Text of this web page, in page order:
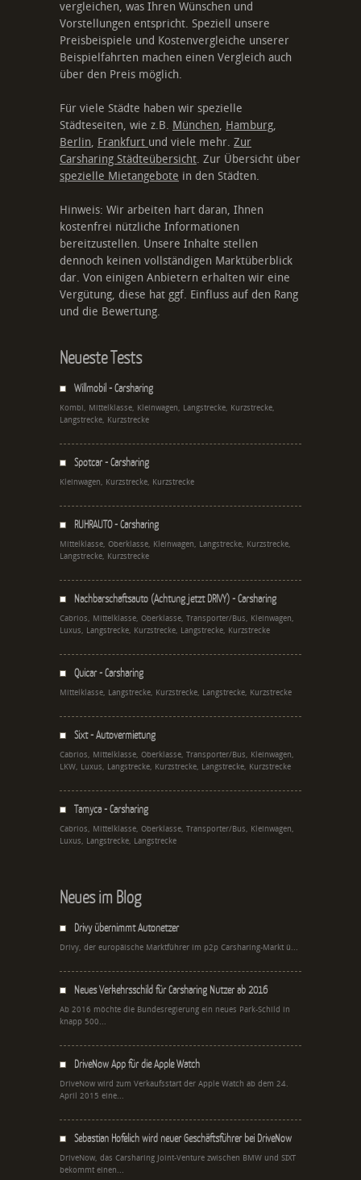
vergleichen, was Ihren Wünschen und
Vorstellungen entspricht. Speziell unsere
Preisbeispiele und Kostenvergleiche unserer
Beispielfahrten machen einen Vergleich auch
über den Preis möglich.
Für viele Städte haben wir spezielle
Städteseiten, wie z.B. München, Hamburg,
Berlin, Frankfurt und viele mehr. Zur
Carsharing Städteübersicht. Zur Übersicht über
spezielle Mietangebote in den Städten.
Hinweis: Wir arbeiten hart daran, Ihnen
kostenfrei nützliche Informationen
bereitzustellen. Unsere Inhalte stellen
dennoch keinen vollständigen Marktüberblick
dar. Von einigen Anbietern erhalten wir eine
Vergütung, diese hat ggf. Einfluss auf den Rang
und die Bewertung.
Neueste Tests
Willmobil - Carsharing
Kombi, Mittelklasse, Kleinwagen, Langstrecke, Kurzstrecke,
Langstrecke, Kurzstrecke
Spotcar - Carsharing
Kleinwagen, Kurzstrecke, Kurzstrecke
RUHRAUTO - Carsharing
Mittelklasse, Oberklasse, Kleinwagen, Langstrecke, Kurzstrecke,
Langstrecke, Kurzstrecke
Nachbarschaftsauto (Achtung jetzt DRIVY) - Carsharing
Cabrios, Mittelklasse, Oberklasse, Transporter/Bus, Kleinwagen,
Luxus, Langstrecke, Kurzstrecke, Langstrecke, Kurzstrecke
Quicar - Carsharing
Mittelklasse, Langstrecke, Kurzstrecke, Langstrecke, Kurzstrecke
Sixt - Autovermietung
Cabrios, Mittelklasse, Oberklasse, Transporter/Bus, Kleinwagen,
LKW, Luxus, Langstrecke, Kurzstrecke, Langstrecke, Kurzstrecke
Tamyca - Carsharing
Cabrios, Mittelklasse, Oberklasse, Transporter/Bus, Kleinwagen,
Luxus, Langstrecke, Langstrecke
Neues im Blog
Drivy übernimmt Autonetzer
Drivy, der europäische Marktführer im p2p Carsharing-Markt ü...
Neues Verkehrsschild für Carsharing Nutzer ab 2016
Ab 2016 möchte die Bundesregierung ein neues Park-Schild in
knapp 500...
DriveNow App für die Apple Watch
DriveNow wird zum Verkaufsstart der Apple Watch ab dem 24.
April 2015 eine...
Sebastian Hofelich wird neuer Geschäftsführer bei DriveNow
DriveNow, das Carsharing Joint-Venture zwischen BMW und SIXT
bekommt einen...